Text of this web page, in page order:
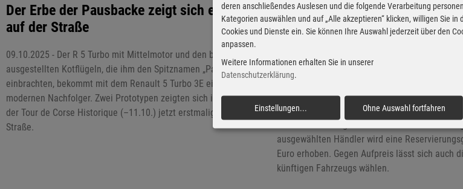
Der Erbe der Pausbacke zeigt sich erstmals
auf der Straße
09.10.2025 - Der R 5 Turbo mit Mittelmotor und den breit
ausgestellten Kotflügeln, die ihm den Spitznamen „Pausbacke“
einbrachten, bekommt mit dem Renault 5 Turbo 3E einen
modernen Nachfolger. Zwei Prototypen zeigten sich im Umfeld
der Tour de Corse Historique (–11.10.) jetzt erstmalig auf der
Straße.
Der frühe Vogel fängt den
22.04.2025 - Bei Renault kann ab sofort der R 5
in 1980 nummerierten Exemplaren gebaut,
PS) und wird voraussichtlich zu Preisen ab
angeboten. Gewünschte Personalisierungen
kommendem Jahr entgegengenommen, die
ausgewählten Händler wird eine
Euro erhoben. Gegen Aufpreis lässt sich auch
künftigen Fahrzeugs wählen.
deren anschließendes Auslesen und die folgende Verarbeitung
Kategorien auswählen und auf „Alle akzeptieren“ klicken, willigen Sie
Cookies und Dienste ein. Sie können Ihre Auswahl jederzeit über den
anpassen.
Weitere Informationen erhalten Sie in unserer
Datenschutzerklärung.
Einstellungen... Ohne Auswahl fortfahren